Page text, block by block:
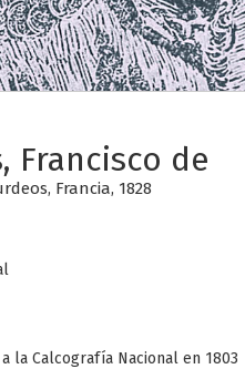
Francisco de
Francia, 1828
la Calcografía Nacional en 1803